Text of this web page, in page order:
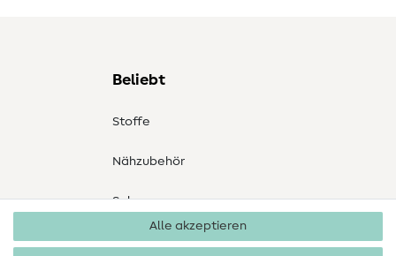
Beliebt
Stoffe
Nähzubehör
Sale
Schnittmuster
Alle akzeptieren